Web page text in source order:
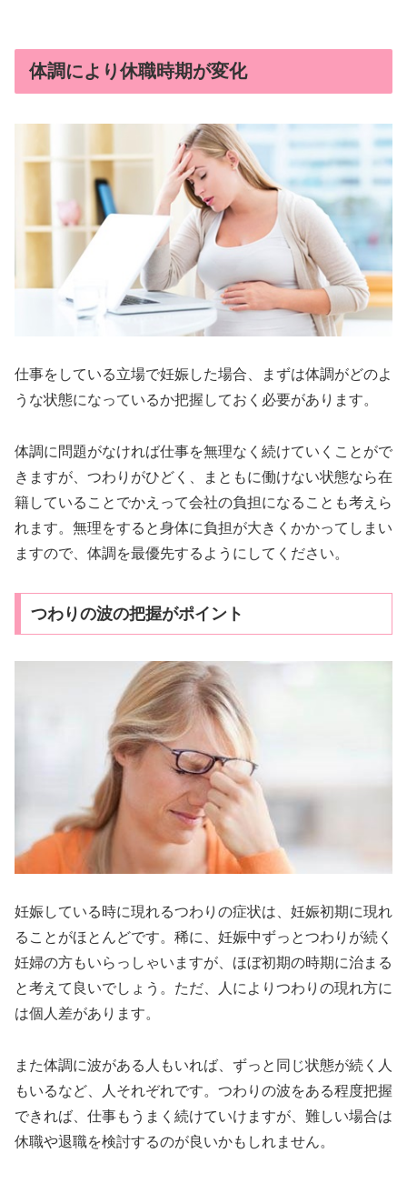
体調により休職時期が変化
仕事をしている立場で妊娠した場合、まずは体調がどのよ
うな状態になっているか把握しておく必要があります。
体調に問題がなければ仕事を無理なく続けていくことがで
きますが、つわりがひどく、まともに働けない状態なら在
籍していることでかえって会社の負担になることも考えら
れます。無理をすると身体に負担が大きくかかってしまい
ますので、体調を最優先するようにしてください。
つわりの波の把握がポイント
妊娠している時に現れるつわりの症状は、妊娠初期に現れ
ることがほとんどです。稀に、妊娠中ずっとつわりが続く
妊婦の方もいらっしゃいますが、ほぼ初期の時期に治まる
と考えて良いでしょう。ただ、人によりつわりの現れ方に
は個人差があります。
また体調に波がある人もいれば、ずっと同じ状態が続く人
もいるなど、人それぞれです。つわりの波をある程度把握
できれば、仕事もうまく続けていけますが、難しい場合は
休職や退職を検討するのが良いかもしれません。